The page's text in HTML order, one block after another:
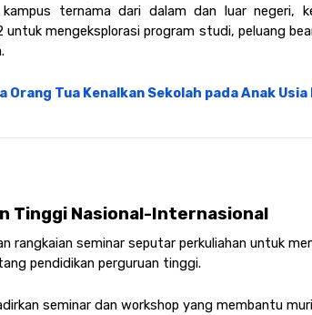
ternama dari dalam dan luar negeri,
mengeksplorasi program studi, peluang
Orang Tua Kenalkan Sekolah pada Anak Usia
Tinggi Nasional-Internasional
rangkaian seminar seputar perkuliahan untuk
pendidikan perguruan tinggi.
seminar dan workshop yang membantu